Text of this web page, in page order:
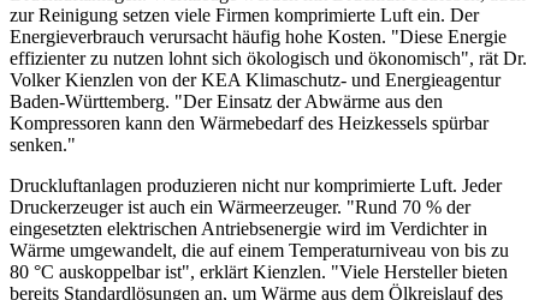
zur Reinigung setzen viele Firmen komprimierte Luft ein. Der
Energieverbrauch verursacht häufig hohe Kosten. "Diese Energie
effizienter zu nutzen lohnt sich ökologisch und ökonomisch", rät Dr.
Volker Kienzlen von der KEA Klimaschutz- und Energieagentur
Baden-Württemberg. "Der Einsatz der Abwärme aus den
Kompressoren kann den Wärmebedarf des Heizkessels spürbar
senken."
Druckluftanlagen produzieren nicht nur komprimierte Luft. Jeder
Druckerzeuger ist auch ein Wärmeerzeuger. "Rund 70 % der
eingesetzten elektrischen Antriebsenergie wird im Verdichter in
Wärme umgewandelt, die auf einem Temperaturniveau von bis zu
80 °C auskoppelbar ist", erklärt Kienzlen. "Viele Hersteller bieten
bereits Standardlösungen an, um Wärme aus dem Ölkreislauf des